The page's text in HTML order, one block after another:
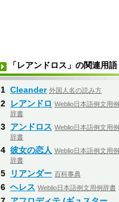
「レアンドロス」の関連用語
1 Cleander 外国人名の読み方
2 レアンドロ Weblio日本語例文用例
辞書
3 アンドロス Weblio日本語例文用例
辞書
4 彼女の恋人 Weblio日本語例文用例
辞書
5 リアンダー 百科事典
6 ヘレス Weblio日本語例文用例辞書